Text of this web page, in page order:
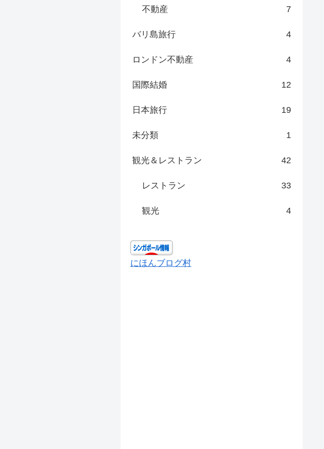
不動産 7
バリ島旅行 4
ロンドン不動産 4
国際結婚 12
日本旅行 19
未分類 1
観光＆レストラン 42
レストラン 33
観光 4
にほんブログ村